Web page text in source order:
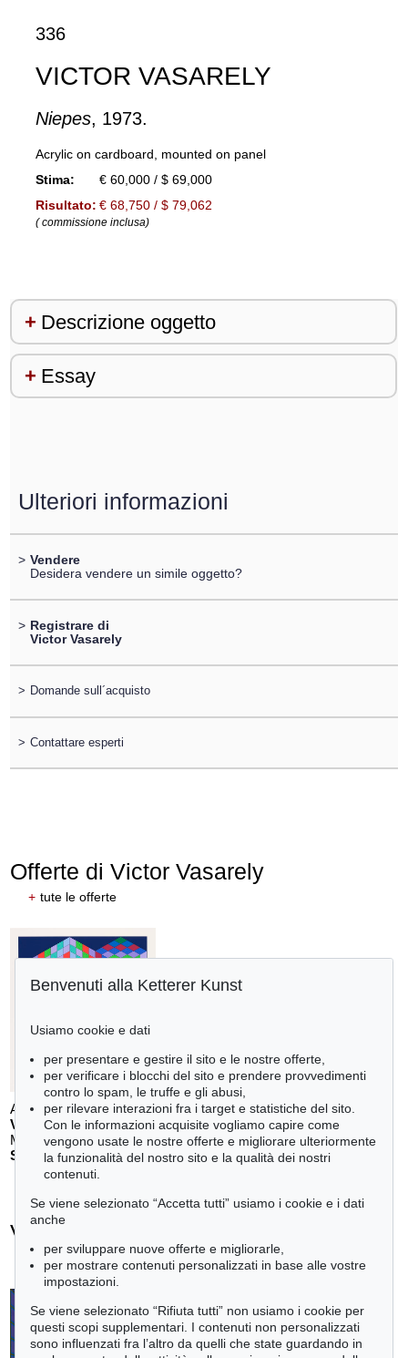
336
VICTOR VASARELY
Niepes, 1973.
Acrylic on cardboard, mounted on panel
Stima:
€ 60,000 / $ 69,000
Risultato: € 68,750 / $ 79,062
( commissione inclusa)
Descrizione oggetto
Essay
Ulteriori informazioni
> Vendere
Desidera vendere un simile oggetto?
> Registrare di
Victor Vasarely
> Domande sull´acquisto
> Contattare esperti
Offerte di Victor Vasarely
+ tute le offerte
Auction 610 - Lot 126000130
V. VASARELY
Mappe Vasarely, Texte Otto Hahn , 1988
Stima:€ 4,000
Victor Vasarely - Ogetti venduti
tute le offerte
Benvenuti alla Ketterer Kunst
Usiamo cookie e dati
per presentare e gestire il sito e le nostre offerte,
per verificare i blocchi del sito e prendere provvedimenti
contro lo spam, le truffe e gli abusi,
per rilevare interazioni fra i target e statistiche del sito.
Con le informazioni acquisite vogliamo capire come
vengono usate le nostre offerte e migliorare ulteriormente
la funzionalità del nostro sito e la qualità dei nostri
contenuti.
Se viene selezionato “Accetta tutti” usiamo i cookie e i dati
anche
per sviluppare nuove offerte e migliorarle,
per mostrare contenuti personalizzati in base alle vostre
impostazioni.
Se viene selezionato “Rifiuta tutti” non usiamo i cookie per
questi scopi supplementari. I contenuti non personalizzati
sono influenzati fra l’altro da quelli che state guardando in